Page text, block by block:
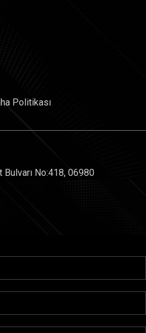
Politikası
Bulvarı No:418, 06980